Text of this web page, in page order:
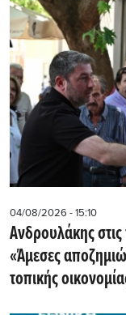
04/08/2026 - 15:10
Ανδρουλάκης στις
«Άμεσες
τοπικής